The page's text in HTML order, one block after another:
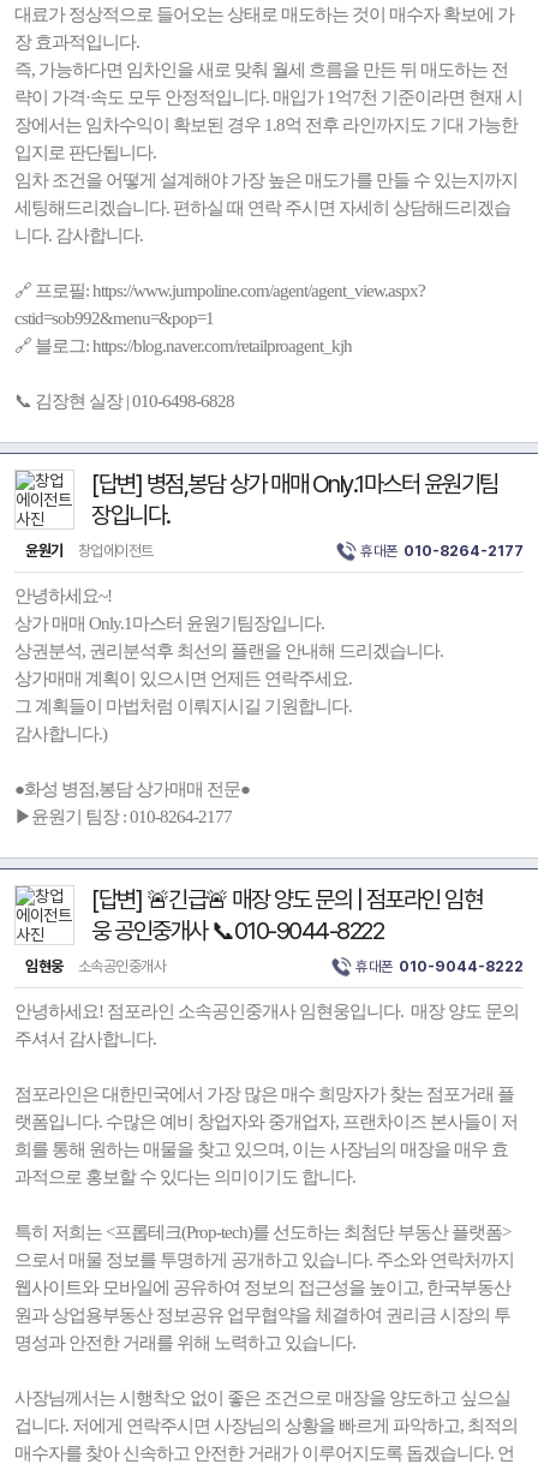
대료가 정상적으로 들어오는 상태로 매도하는 것이 매수자 확보에 가
장 효과적입니다.
즉, 가능하다면 임차인을 새로 맞춰 월세 흐름을 만든 뒤 매도하는 전
략이 가격·속도 모두 안정적입니다. 매입가 1억7천 기준이라면 현재 시
장에서는 임차수익이 확보된 경우 1.8억 전후 라인까지도 기대 가능한
입지로 판단됩니다.
임차 조건을 어떻게 설계해야 가장 높은 매도가를 만들 수 있는지까지
세팅해드리겠습니다. 편하실 때 연락 주시면 자세히 상담해드리겠습
니다. 감사합니다.
🔗 프로필: https://www.jumpoline.com/agent/agent_view.aspx?
cstid=sob992&menu=&pop=1
🔗 블로그: https://blog.naver.com/retailproagent_kjh
📞 김장현 실장 | 010-6498-6828
[답변] 병점,봉담 상가 매매 Only.1마스터 윤원기팀
장입니다.
윤원기 창업에이전트 휴대폰 010-8264-2177
안녕하세요~!
상가 매매 Only.1마스터 윤원기팀장입니다.
상권분석, 권리분석후 최선의 플랜을 안내해 드리겠습니다.
상가매매 계획이 있으시면 언제든 연락주세요.
그 계획들이 마법처럼 이뤄지시길 기원합니다.
감사합니다.)
●화성 병점,봉담 상가매매 전문●
▶윤원기 팀장 : 010-8264-2177
[답변] 🚨긴급🚨 매장 양도 문의 | 점포라인 임현
웅 공인중개사 📞010-9044-8222
임현웅 소속공인중개사 휴대폰 010-9044-8222
안녕하세요! 점포라인 소속공인중개사 임현웅입니다. 매장 양도 문의
주셔서 감사합니다.
점포라인은 대한민국에서 가장 많은 매수 희망자가 찾는 점포거래 플
랫폼입니다. 수많은 예비 창업자와 중개업자, 프랜차이즈 본사들이 저
희를 통해 원하는 매물을 찾고 있으며, 이는 사장님의 매장을 매우 효
과적으로 홍보할 수 있다는 의미이기도 합니다.
특히 저희는 <프롭테크(Prop-tech)를 선도하는 최첨단 부동산 플랫폼>
으로서 매물 정보를 투명하게 공개하고 있습니다. 주소와 연락처까지
웹사이트와 모바일에 공유하여 정보의 접근성을 높이고, 한국부동산
원과 상업용부동산 정보공유 업무협약을 체결하여 권리금 시장의 투
명성과 안전한 거래를 위해 노력하고 있습니다.
사장님께서는 시행착오 없이 좋은 조건으로 매장을 양도하고 싶으실
겁니다. 저에게 연락주시면 사장님의 상황을 빠르게 파악하고, 최적의
매수자를 찾아 신속하고 안전한 거래가 이루어지도록 돕겠습니다. 언